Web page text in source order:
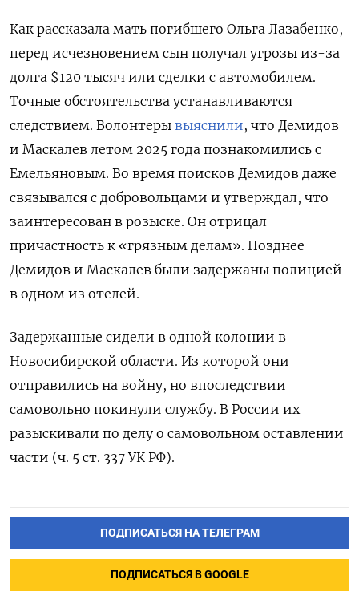
Как рассказала мать погибшего Ольга Лазабенко,
перед исчезновением сын получал угрозы из-за
долга $120 тысяч или сделки с автомобилем.
Точные обстоятельства устанавливаются
следствием. Волонтеры выяснили, что Демидов
и Маскалев летом 2025 года познакомились с
Емельяновым. Во время поисков Демидов даже
связывался с добровольцами и утверждал, что
заинтересован в розыске. Он отрицал
причастность к «грязным делам». Позднее
Демидов и Маскалев были задержаны полицией
в одном из отелей.
Задержанные сидели в одной колонии в
Новосибирской области. Из которой они
отправились на войну, но впоследствии
самовольно покинули службу. В России их
разыскивали по делу о самовольном оставлении
части (ч. 5 ст. 337 УК РФ).
ПОДПИСАТЬСЯ НА ТЕЛЕГРАМ
ПОДПИСАТЬСЯ В GOOGLE